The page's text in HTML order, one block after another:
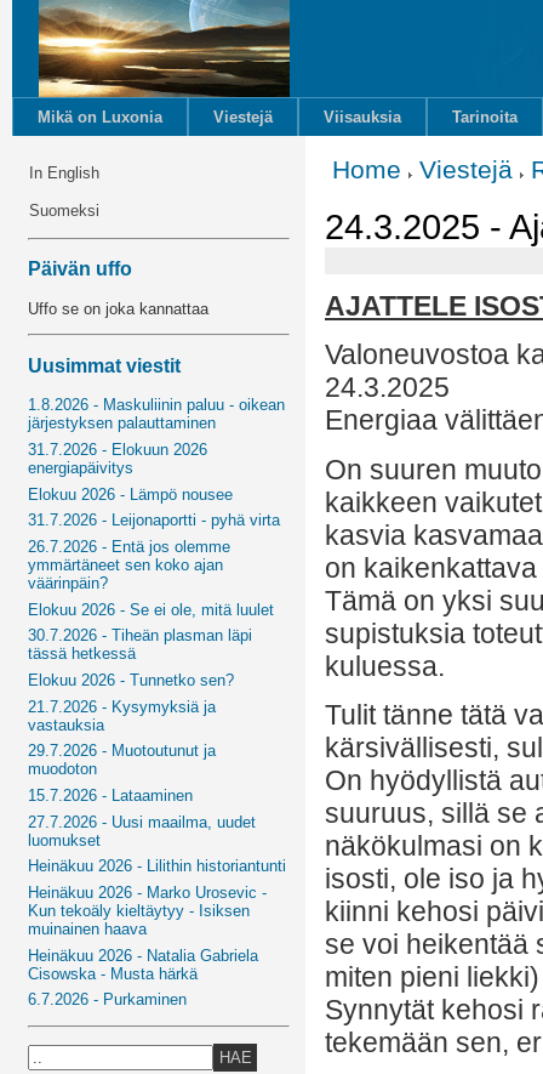
Mikä on Luxonia Viestejä Viisauksia Tarinoita
In English
Suomeksi
Päivän uffo
Uffo se on joka kannattaa
Uusimmat viestit
1.8.2026 - Maskuliinin paluu - oikean
järjestyksen palauttaminen
31.7.2026 - Elokuun 2026
energiapäivitys
Elokuu 2026 - Lämpö nousee
31.7.2026 - Leijonaportti - pyhä virta
26.7.2026 - Entä jos olemme
ymmärtäneet sen koko ajan
väärinpäin?
Elokuu 2026 - Se ei ole, mitä luulet
30.7.2026 - Tiheän plasman läpi
tässä hetkessä
Elokuu 2026 - Tunnetko sen?
21.7.2026 - Kysymyksiä ja
vastauksia
29.7.2026 - Muotoutunut ja
muodoton
15.7.2026 - Lataaminen
27.7.2026 - Uusi maailma, uudet
luomukset
Heinäkuu 2026 - Lilithin historiantunti
Heinäkuu 2026 - Marko Urosevic -
Kun tekoäly kieltäytyy - Isiksen
muinainen haava
Heinäkuu 2026 - Natalia Gabriela
Cisowska - Musta härkä
6.7.2026 - Purkaminen
HAE
Home Viestejä
24.3.2025 -
AJATTELE
Valoneuvostoa
24.3.2025
Energiaa
On suuren
kaikkeen
kasvia
on
Tämä on yksi
supistuksia
kuluessa.
Tulit tänne tätä
kärsivällisesti,
On hyödyllistä
suuruus, sillä se
näkökulmasi on
isosti, ole iso ja
kiinni kehosi
se voi heikentää
miten pieni
Synnytät kehosi
tekemään sen,